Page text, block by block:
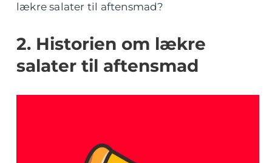
lækre salater til aftensmad?
2. Historien om lækre
salater til aftensmad